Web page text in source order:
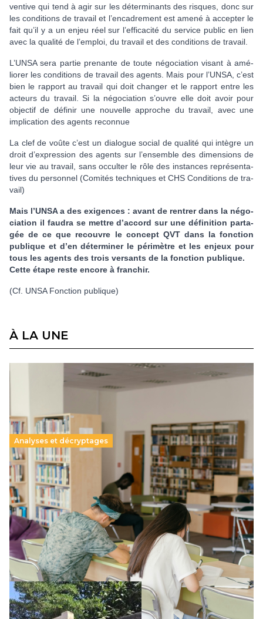
ven­tive qui tend à agir sur les déter­mi­nants des ris­ques, donc sur
les condi­tions de tra­vail et l’enca­dre­ment est amené à accep­ter le
fait qu’il y a un enjeu réel sur l’effi­ca­cité du ser­vice public en lien
avec la qua­lité de l’emploi, du tra­vail et des condi­tions de tra­vail.
L’UNSA sera partie pre­nante de toute négo­cia­tion visant à amé­
lio­rer les condi­tions de tra­vail des agents. Mais pour l’UNSA, c’est
bien le rap­port au tra­vail qui doit chan­ger et le rap­port entre les
acteurs du tra­vail. Si la négo­cia­tion s’ouvre elle doit avoir pour
objec­tif de défi­nir une nou­velle appro­che du tra­vail, avec une
impli­ca­tion des agents reconnue
La clef de voûte c’est un dia­lo­gue social de qua­lité qui intè­gre un
droit d’expres­sion des agents sur l’ensem­ble des dimen­sions de
leur vie au tra­vail, sans occulter le rôle des ins­tan­ces repré­sen­ta­
ti­ves du per­son­nel (Comités tech­ni­ques et CHS Conditions de tra­
vail)
Mais l’UNSA a des exi­gen­ces : avant de ren­trer dans la négo­
cia­tion il faudra se mettre d’accord sur une défi­ni­tion par­ta­
gée de ce que recou­vre le concept QVT dans la fonc­tion
publi­que et d’en déter­mi­ner le péri­mè­tre et les enjeux pour
tous les agents des trois ver­sants de la fonc­tion publi­que.
Cette étape reste encore à fran­chir.
(Cf. UNSA Fonction publique)
À LA UNE
Analyses et décryptages
Supérieur privé : une dérive qui met à mal la
promesse républicaine
11 juillet 2026-
Le projet de loi sur la régulation de l’enseignement
supérieur privé met en lumière l’amplification d’un système
qui relègue l’acte pédagogique au superfétatoire, voire à…
Lire la suite →